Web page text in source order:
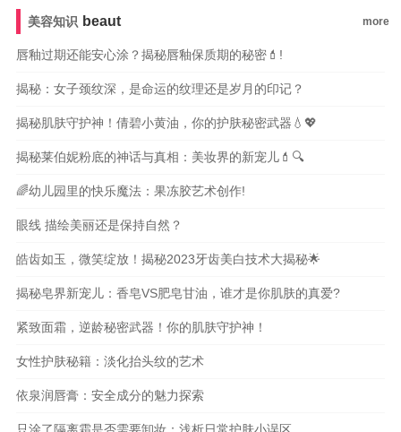
集
方里
兰芝 爱茉莉
美容知识 beaut more
唇釉过期还能安心涂？揭秘唇釉保质期的秘密💄!
揭秘：女子颈纹深，是命运的纹理还是岁月的印记？
揭秘肌肤守护神！倩碧小黄油，你的护肤秘密武器💧💖
揭秘莱伯妮粉底的神话与真相：美妆界的新宠儿💄🔍
🌈幼儿园里的快乐魔法：果冻胶艺术创作!
眼线 描绘美丽还是保持自然？
皓齿如玉，微笑绽放！揭秘2023牙齿美白技术大揭秘🌟
揭秘皂界新宠儿：香皂VS肥皂甘油，谁才是你肌肤的真爱?
紧致面霜，逆龄秘密武器！你的肌肤守护神！
女性护肤秘籍：淡化抬头纹的艺术
依泉润唇膏：安全成分的魅力探索